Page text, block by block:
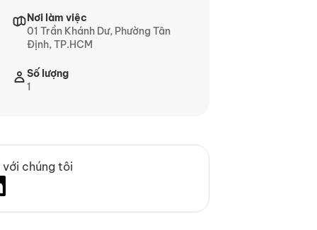
Nơi làm việc
01 Trần Khánh Dư, Phường Tân
Định, TP.HCM
Số lượng
1
với chúng tôi